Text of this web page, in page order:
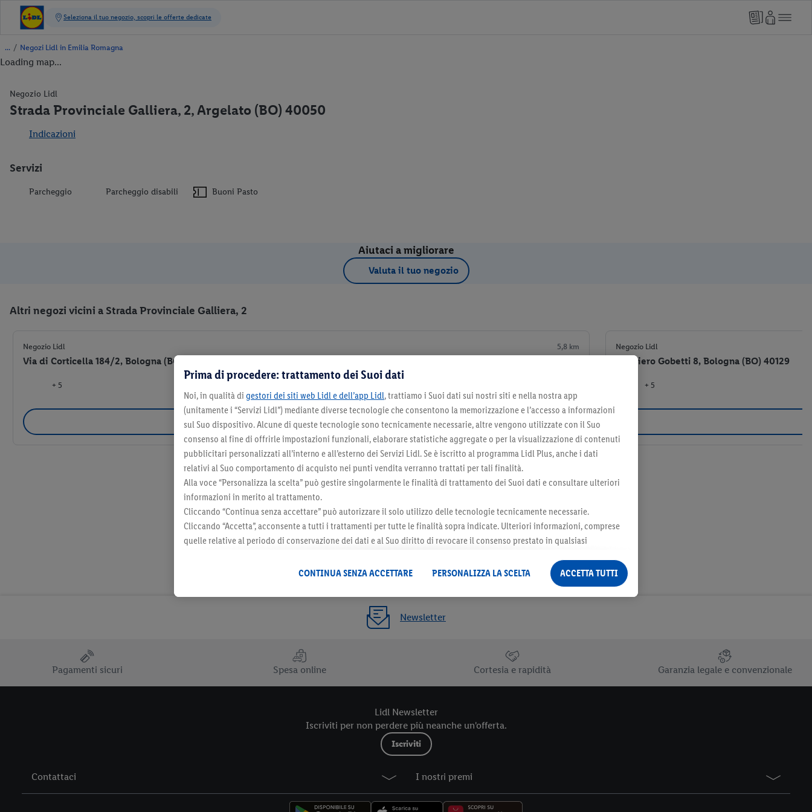
/ Negozi Lidl in Emilia Romagna
Loading map...
Negozio Lidl
Strada Provinciale Galliera, 2, Argelato (BO) 40050
Indicazioni
Servizi
Parcheggio Parcheggio disabili Buoni Pasto
Aiutaci a migliorare
Valuta il tuo negozio
Altri negozi vicini a Strada Provinciale Galliera, 2
Negozio Lidl 5,8 km
Via di Corticella 184/2, Bologna (BO) 40128
+ 5
Seleziona come negozio preferito
Negozio Lidl
Via Piero Gobetti 8, Bologna (BO) 40129
+ 5
Newsletter
Pagamenti sicuri Spesa online Cortesia e rapidità Garanzia legale e convenzionale
Lidl Newsletter
Iscriviti per non perdere più neanche un'offerta.
Iscriviti
Contattaci I nostri premi
Prima di procedere: trattamento dei Suoi dati
Noi, in qualità di gestori dei siti web Lidl e dell’app Lidl, trattiamo i Suoi dati sui nostri siti e nella nostra app
(unitamente i “Servizi Lidl”) mediante diverse tecnologie che consentono la memorizzazione e l’accesso a informazioni
sul Suo dispositivo. Alcune di queste tecnologie sono tecnicamente necessarie, altre vengono utilizzate con il Suo
consenso al fine di offrirle impostazioni funzionali, elaborare statistiche aggregate o per la visualizzazione di contenuti
pubblicitari personalizzati all’interno e all’esterno dei Servizi Lidl. Se è iscritto al programma Lidl Plus, anche i dati
relativi al Suo comportamento di acquisto nei punti vendita verranno trattati per tali finalità.
Alla voce “Personalizza la scelta” può gestire singolarmente le finalità di trattamento dei Suoi dati e consultare ulteriori
informazioni in merito al trattamento.
Cliccando “Continua senza accettare” può autorizzare il solo utilizzo delle tecnologie tecnicamente necessarie.
Cliccando “Accetta”, acconsente a tutti i trattamenti per tutte le finalità sopra indicate. Ulteriori informazioni, comprese
quelle relative al periodo di conservazione dei dati e al Suo diritto di revocare il consenso prestato in qualsiasi
CONTINUA SENZA ACCETTARE PERSONALIZZA LA SCELTA ACCETTA TUTTI